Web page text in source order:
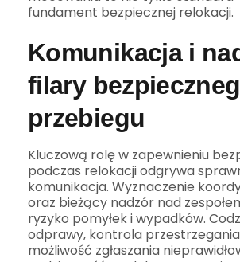
fundament bezpiecznej relokacji.
Komunikacja i
filary
przebiegu
Kluczową rolę w zapewnieniu
podczas relokacji odgrywa
komunikacja. Wyznaczenie
oraz bieżący nadzór nad
ryzyko pomyłek i wypadków.
odprawy, kontrola
możliwość zgłaszania